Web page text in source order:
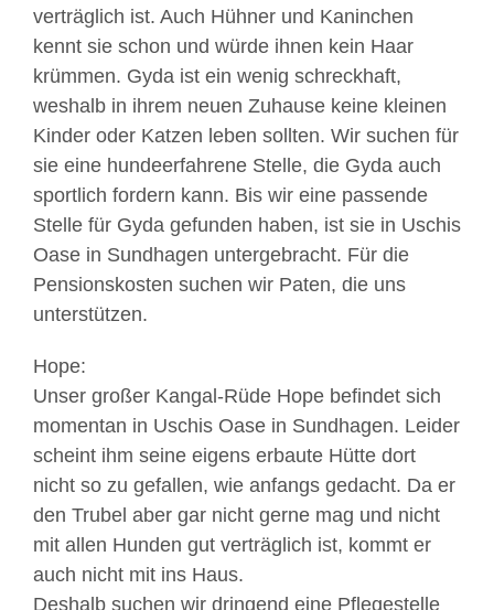
verträglich ist. Auch Hühner und Kaninchen
kennt sie schon und würde ihnen kein Haar
krümmen. Gyda ist ein wenig schreckhaft,
weshalb in ihrem neuen Zuhause keine kleinen
Kinder oder Katzen leben sollten. Wir suchen für
sie eine hundeerfahrene Stelle, die Gyda auch
sportlich fordern kann. Bis wir eine passende
Stelle für Gyda gefunden haben, ist sie in Uschis
Oase in Sundhagen untergebracht. Für die
Pensionskosten suchen wir Paten, die uns
unterstützen.
Hope:
Unser großer Kangal-Rüde Hope befindet sich
momentan in Uschis Oase in Sundhagen. Leider
scheint ihm seine eigens erbaute Hütte dort
nicht so zu gefallen, wie anfangs gedacht. Da er
den Trubel aber gar nicht gerne mag und nicht
mit allen Hunden gut verträglich ist, kommt er
auch nicht mit ins Haus.
Deshalb suchen wir dringend eine Pflegestelle